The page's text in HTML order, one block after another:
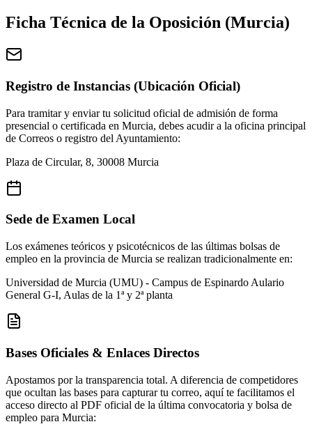
Ficha Técnica de la Oposición (Murcia)
Registro de Instancias (Ubicación Oficial)
Para tramitar y enviar tu solicitud oficial de admisión de forma
presencial o certificada en Murcia, debes acudir a la oficina principal
de Correos o registro del Ayuntamiento:
Plaza de Circular, 8, 30008 Murcia
Sede de Examen Local
Los exámenes teóricos y psicotécnicos de las últimas bolsas de
empleo en la provincia de Murcia se realizan tradicionalmente en:
Universidad de Murcia (UMU) - Campus de Espinardo Aulario
General G-I, Aulas de la 1ª y 2ª planta
Bases Oficiales & Enlaces Directos
Apostamos por la transparencia total. A diferencia de competidores
que ocultan las bases para capturar tu correo, aquí te facilitamos el
acceso directo al PDF oficial de la última convocatoria y bolsa de
empleo para Murcia: